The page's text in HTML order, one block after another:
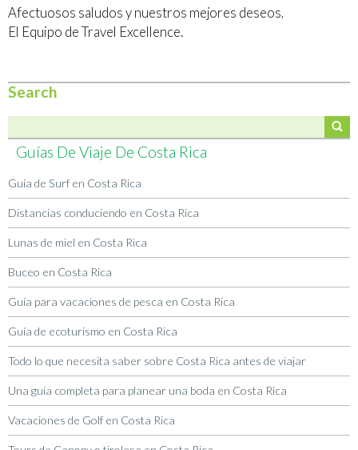
Afectuosos saludos y nuestros mejores deseos,
El Equipo de Travel Excellence.
Search
Guías De Viaje De Costa Rica
Guía de Surf en Costa Rica
Distancias conduciendo en Costa Rica
Lunas de miel en Costa Rica
Buceo en Costa Rica
Guía para vacaciones de pesca en Costa Rica
Guía de ecoturismo en Costa Rica
Todo lo que necesita saber sobre Costa Rica antes de viajar
Una guía completa para planear una boda en Costa Rica
Vacaciones de Golf en Costa Rica